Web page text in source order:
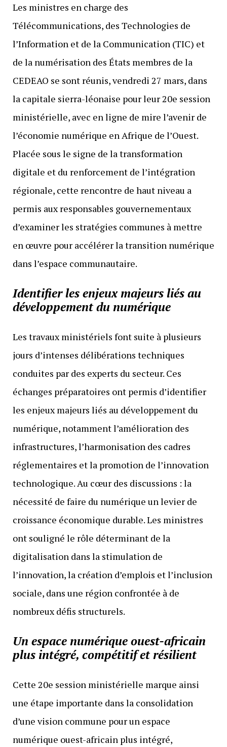
Les ministres en charge des
Télécommunications, des Technologies de
l’Information et de la Communication (TIC) et
de la numérisation des États membres de la
CEDEAO se sont réunis, vendredi 27 mars, dans
la capitale sierra-léonaise pour leur 20e session
ministérielle, avec en ligne de mire l’avenir de
l’économie numérique en Afrique de l’Ouest.
Placée sous le signe de la transformation
digitale et du renforcement de l’intégration
régionale, cette rencontre de haut niveau a
permis aux responsables gouvernementaux
d’examiner les stratégies communes à mettre
en œuvre pour accélérer la transition numérique
dans l’espace communautaire.
Identifier les enjeux majeurs liés au
développement du numérique
Les travaux ministériels font suite à plusieurs
jours d’intenses délibérations techniques
conduites par des experts du secteur. Ces
échanges préparatoires ont permis d’identifier
les enjeux majeurs liés au développement du
numérique, notamment l’amélioration des
infrastructures, l’harmonisation des cadres
réglementaires et la promotion de l’innovation
technologique. Au cœur des discussions : la
nécessité de faire du numérique un levier de
croissance économique durable. Les ministres
ont souligné le rôle déterminant de la
digitalisation dans la stimulation de
l’innovation, la création d’emplois et l’inclusion
sociale, dans une région confrontée à de
nombreux défis structurels.
Un espace numérique ouest-africain
plus intégré, compétitif et résilient
Cette 20e session ministérielle marque ainsi
une étape importante dans la consolidation
d’une vision commune pour un espace
numérique ouest-africain plus intégré,